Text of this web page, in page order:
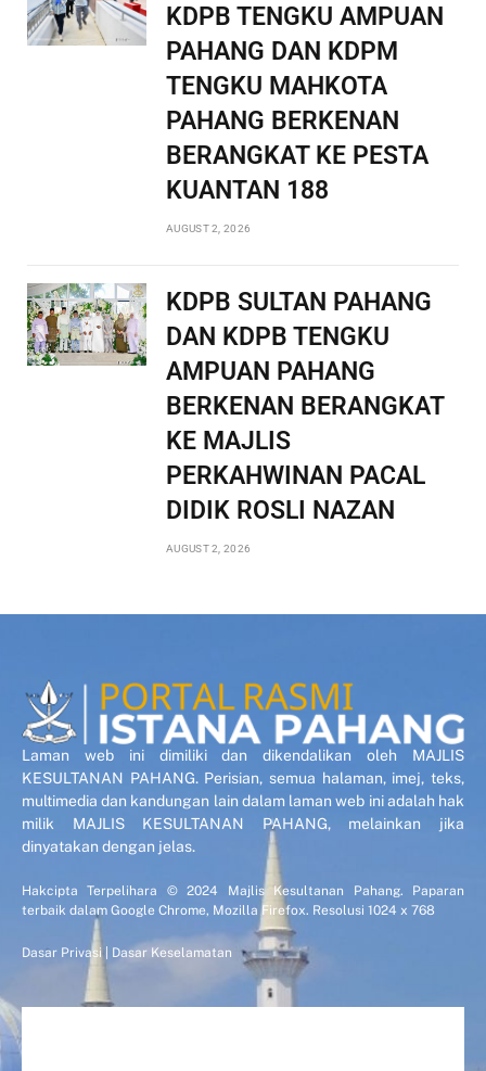
KDPB TENGKU AMPUAN
PAHANG DAN KDPM
TENGKU MAHKOTA
PAHANG BERKENAN
BERANGKAT KE PESTA
KUANTAN 188
AUGUST 2, 2026
KDPB SULTAN PAHANG
DAN KDPB TENGKU
AMPUAN PAHANG
BERKENAN BERANGKAT
KE MAJLIS
PERKAHWINAN PACAL
DIDIK ROSLI NAZAN
AUGUST 2, 2026
Laman web ini dimiliki dan dikendalikan oleh MAJLIS
KESULTANAN PAHANG. Perisian, semua halaman, imej, teks,
multimedia dan kandungan lain dalam laman web ini adalah hak
milik MAJLIS KESULTANAN PAHANG, melainkan jika
dinyatakan dengan jelas.
Hakcipta Terpelihara © 2024 Majlis Kesultanan Pahang. Paparan
terbaik dalam Google Chrome, Mozilla Firefox. Resolusi 1024 x 768
Dasar Privasi Dasar Keselamatan